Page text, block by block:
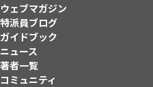
ウェブマガジン
特派員ブログ
ガイドブック
ニュース
著者一覧
コミュニティ